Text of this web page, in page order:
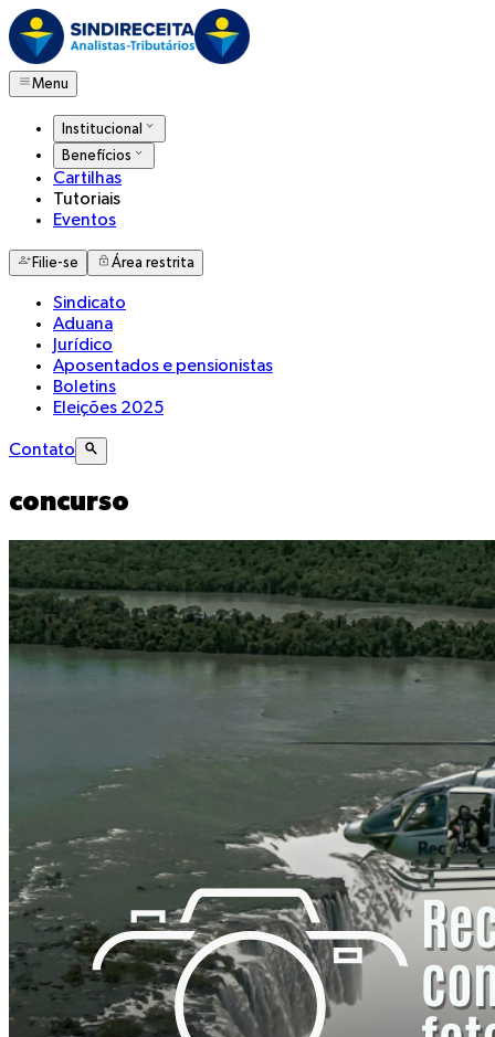
Menu
Institucional
Benefícios
Cartilhas
Tutoriais
Eventos
Filie-se Área restrita
Sindicato
Aduana
Jurídico
Aposentados e pensionistas
Boletins
Eleições 2025
Contato
concurso